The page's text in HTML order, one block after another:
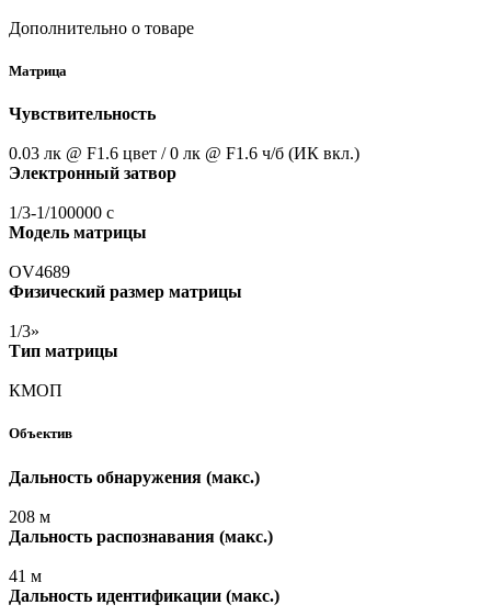
Дополнительно о товаре
Матрица
Чувствительность
0.03 лк @ F1.6 цвет / 0 лк @ F1.6 ч/б (ИК вкл.)
Электронный затвор
1/3-1/100000 с
Модель матрицы
OV4689
Физический размер матрицы
1/3»
Тип матрицы
КМОП
Объектив
Дальность обнаружения (макс.)
208 м
Дальность распознавания (макс.)
41 м
Дальность идентификации (макс.)